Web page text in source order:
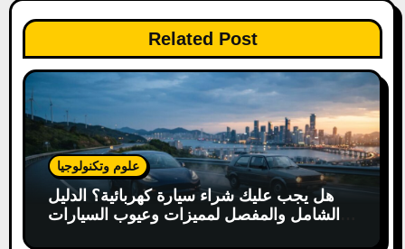
i
o
n
Related Post
علوم وتكنولوجيا
هل يجب عليك شراء سيارة كهربائية؟ الدليل
الشامل والمفصل لمميزات وعيوب السيارات